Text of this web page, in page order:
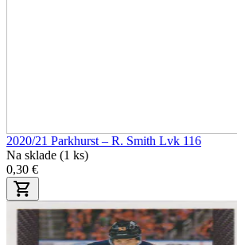
2020/21 Parkhurst – R. Smith Lvk 116
Na sklade (1 ks)
0,30 €